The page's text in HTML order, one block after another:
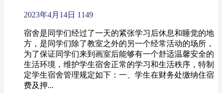
2023年4月14日 1149
宿舍是同学们经过了一天的紧张学习后休息和睡觉的地
方，是同学们除了教室之外的另一个经常活动的场所，
为了保证同学们来到画室后能够有一个舒适温馨安全的
生活环境，维护学生宿舍正常的学习和生活秩序，特制
定学生宿舍管理规定如下：一、学生在财务处缴纳住宿
费及押...